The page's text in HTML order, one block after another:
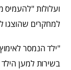
ועלולות "להעמיס
למחקרים שהוצגו
"ילד הנמסר
בשירות למען